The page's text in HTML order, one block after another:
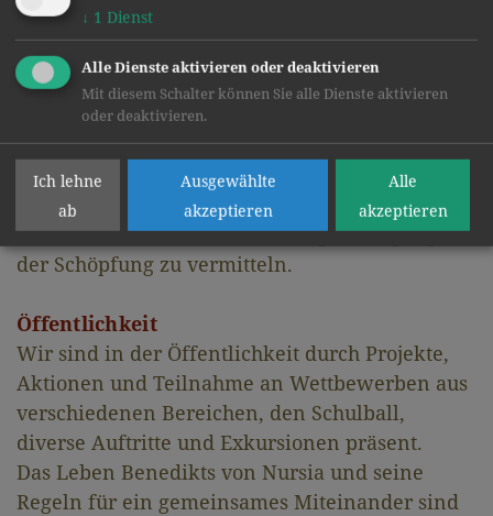
Sportangebote.
Die Schüler:innen lernen Eigenverantwortung
zu übernehmen, aktive und passive
Kritikfähigkeit, Toleranz, Aufgeschlossenheit
und soziales Engagement.
Wir legen großen Wert darauf, unseren
Schüler:innen einen respektvollen,
wertschätzenden und nachhaltigen Umgang mit
der Schöpfung zu vermitteln.
Öffentlichkeit
Wir sind in der Öffentlichkeit durch Projekte,
Aktionen und Teilnahme an Wettbewerben aus
verschiedenen Bereichen, den Schulball,
diverse Auftritte und Exkursionen präsent.
Das Leben Benedikts von Nursia und seine
Regeln für ein gemeinsames Miteinander sind
↓ 1 Dienst
Alle Dienste aktivieren oder deaktivieren
Mit diesem Schalter können Sie alle Dienste aktivieren
oder deaktivieren.
Ich lehne
ab
Ausgewählte
akzeptieren
Alle
akzeptieren